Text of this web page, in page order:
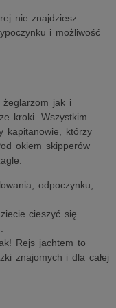
nie znajdziesz
i możliwość
żeglarzom jak i
kroki. Wszystkim
kapitanowie, którzy
okiem skipperów
odpoczynku,
cieszyć się
Rejs jachtem to
znajomych i dla całej